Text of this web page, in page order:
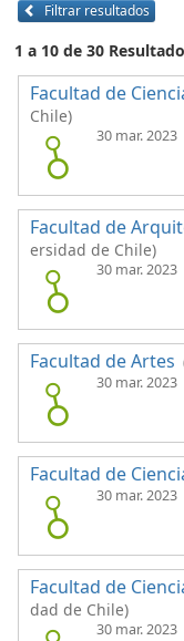
Filtrar resultados
1 a 10 de 30
Facultad de
Chile)
30 mar. 2023
Facultad de
ersidad de Chile)
30 mar. 2023
Facultad de Artes
30 mar. 2023
Facultad de
30 mar. 2023
Facultad de
dad de Chile)
30 mar. 2023